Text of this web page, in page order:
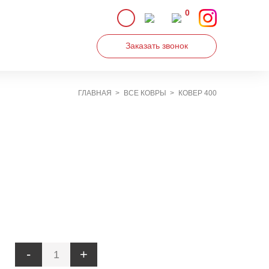
0
Заказать звонок
ГЛАВНАЯ ВСЕ КОВРЫ КОВЕР 400
- +